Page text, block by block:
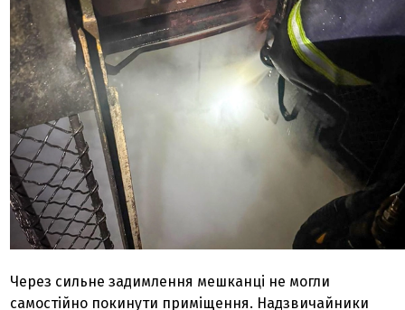
Через сильне задимлення мешканці не могли
самостійно покинути приміщення. Надзвичайники